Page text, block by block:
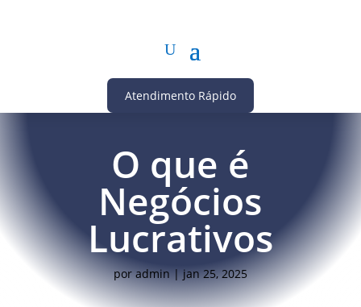
Atendimento Rápido
O que é
Negócios
Lucrativos
poradmin|jan 25, 2025